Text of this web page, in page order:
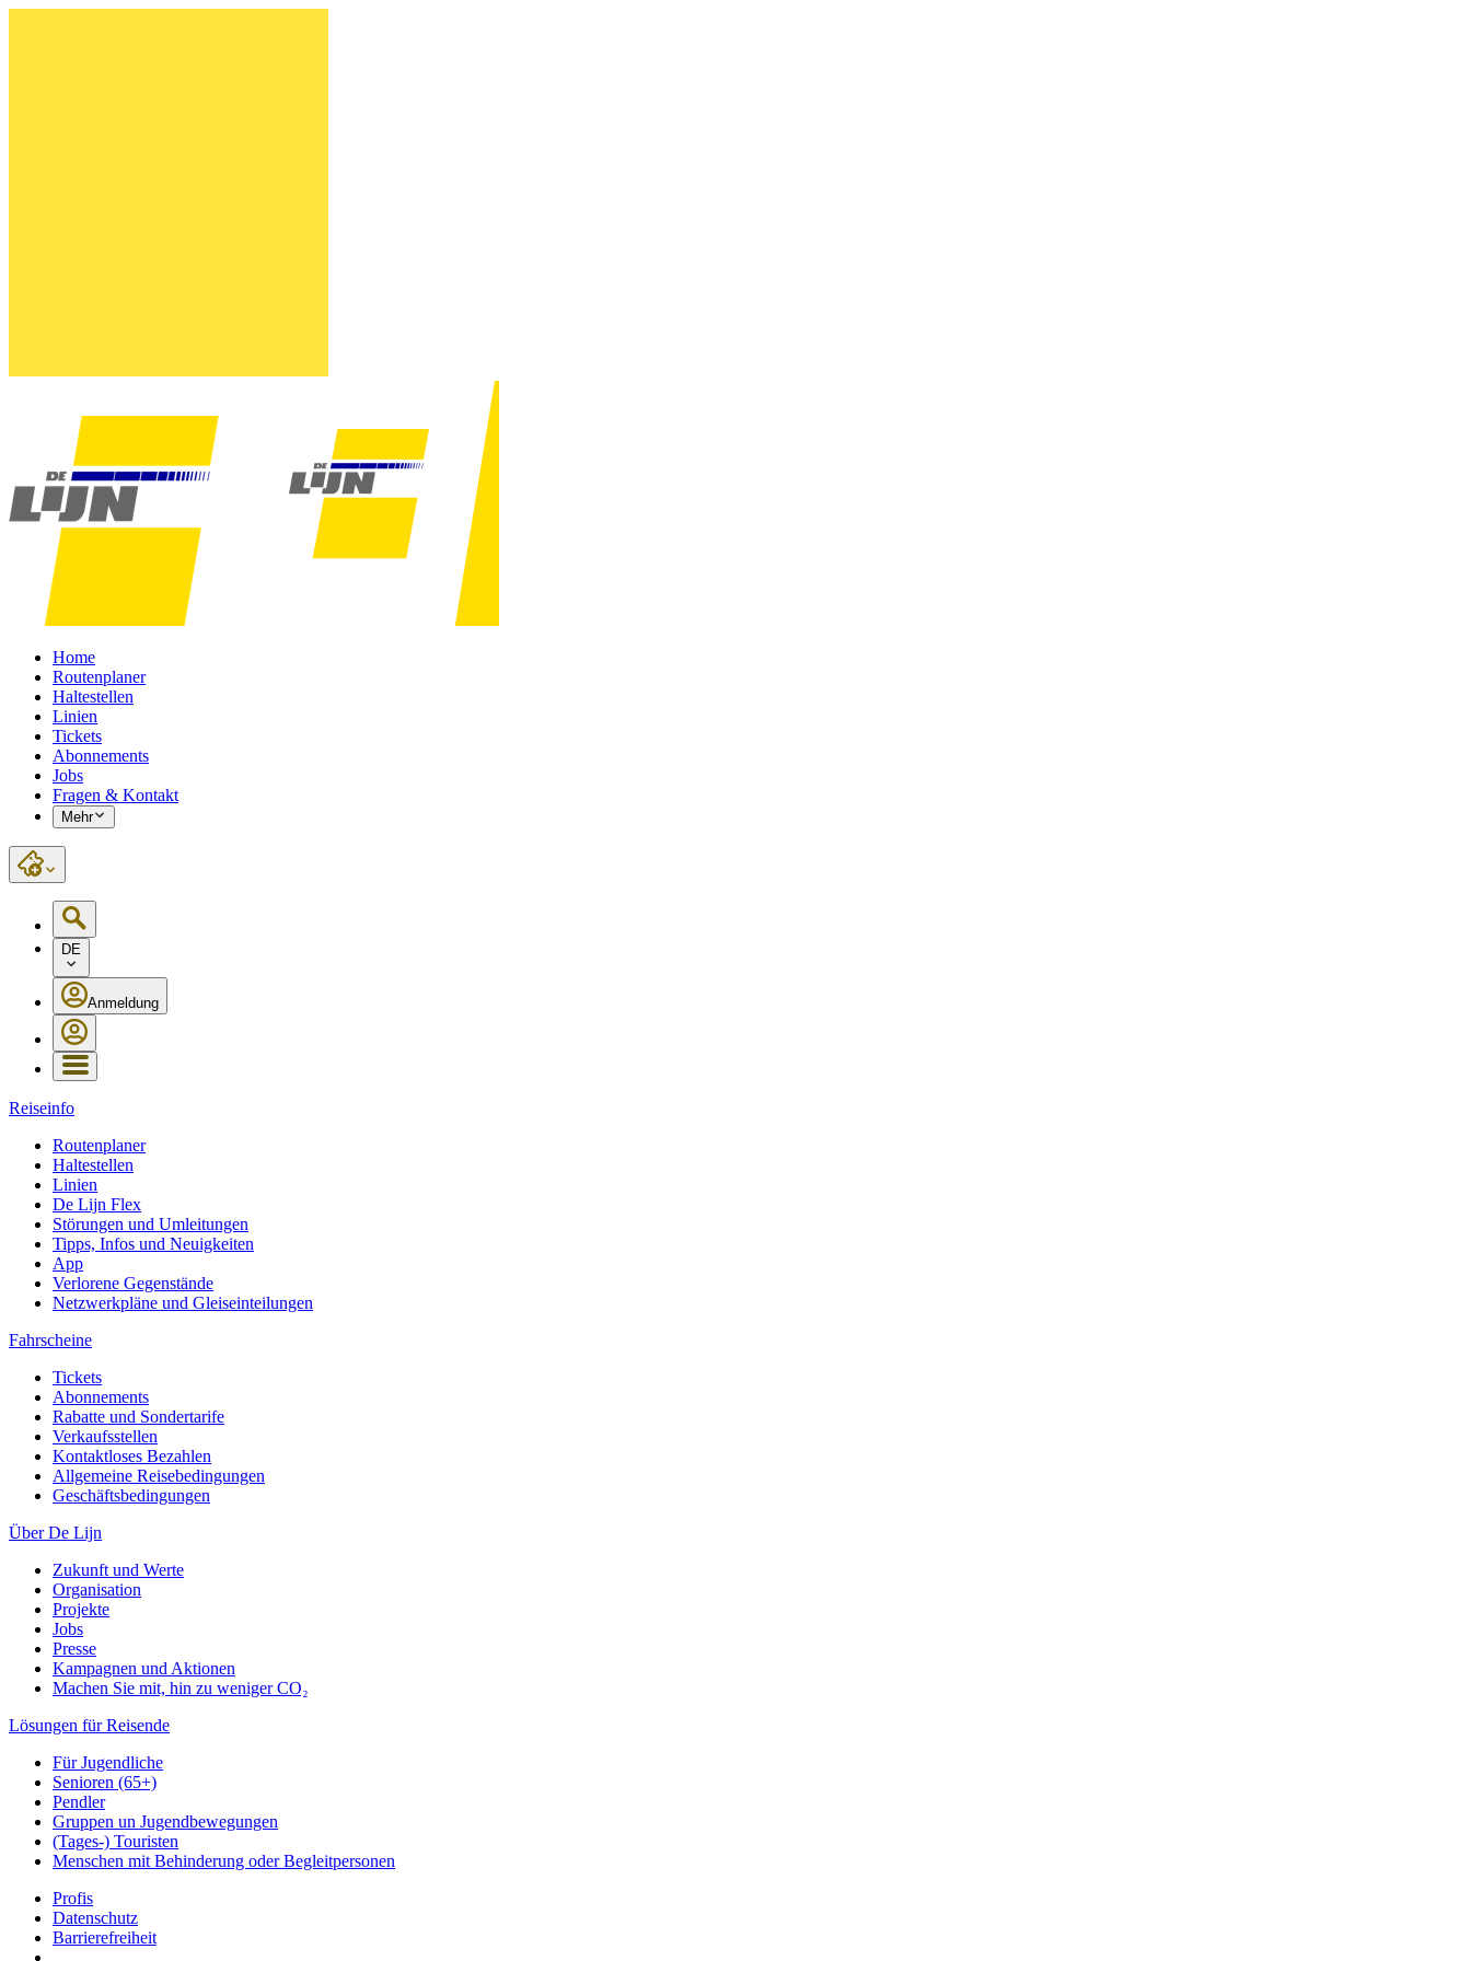
Home
Routenplaner
Haltestellen
Linien
Tickets
Abonnements
Jobs
Fragen & Kontakt
Mehr
DE
Anmeldung
Reiseinfo
Routenplaner
Haltestellen
Linien
De Lijn Flex
Störungen und Umleitungen
Tipps, Infos und Neuigkeiten
App
Verlorene Gegenstände
Netzwerkpläne und Gleiseinteilungen
Fahrscheine
Tickets
Abonnements
Rabatte und Sondertarife
Verkaufsstellen
Kontaktloses Bezahlen
Allgemeine Reisebedingungen
Geschäftsbedingungen
Über De Lijn
Zukunft und Werte
Organisation
Projekte
Jobs
Presse
Kampagnen und Aktionen
Machen Sie mit, hin zu weniger CO₂
Lösungen für Reisende
Für Jugendliche
Senioren (65+)
Pendler
Gruppen un Jugendbewegungen
(Tages-) Touristen
Menschen mit Behinderung oder Begleitpersonen
Profis
Datenschutz
Barrierefreiheit